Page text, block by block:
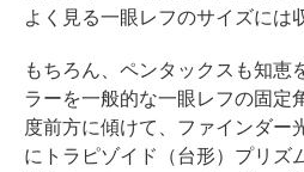
よく見る一眼レフのサイズには
もちろん、ペンタックスも知恵
ラーを一般的な一眼レフの固定
度前方に傾けて、ファインダー
にトラピゾイド（台形）プリズ